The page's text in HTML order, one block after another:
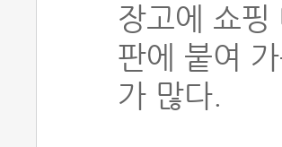
장고에 쇼
판에 붙여
가 많다.